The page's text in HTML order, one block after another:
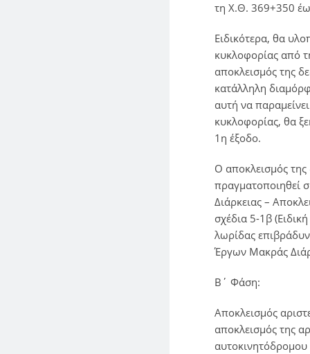
τη Χ.Θ. 369+350
Ειδικότερα, θα
κυκλοφορίας από
αποκλεισμός της
κατάλληλη
αυτή να
κυκλοφορίας, θα
1η έξοδο.
O αποκλεισμός
πραγματοποιηθεί
Διάρκειας –
σχέδια 5-1β
λωρίδας
Έργων Μακράς
Β΄ Φάση:
Αποκλεισμός
αποκλεισμός της